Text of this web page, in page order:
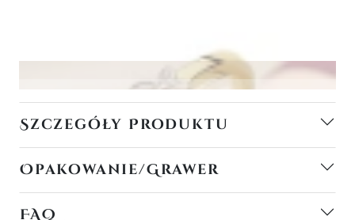
Szczegóły Produktu
Opakowanie/Grawer
FAQ